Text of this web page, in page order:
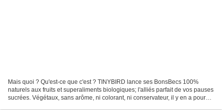
Mais quoi ? Qu'est-ce que c'est ? TINYBIRD lance ses BonsBecs 100%
naturels aux fruits et superaliments biologiques; l'alliés parfait de vos pauses
sucrées. Végétaux, sans arôme, ni colorant, ni conservateur, il y en a pour